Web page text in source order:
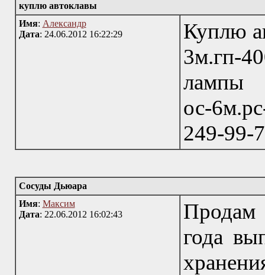
куплю автоклавы
Имя: Александр
Дата: 24.06.2012 16:22:29
Куплю
3м.гп-
лампы
ос-
249-99-
Сосуды Дьюара
Имя: Максим
Дата: 22.06.2012 16:02:43
года